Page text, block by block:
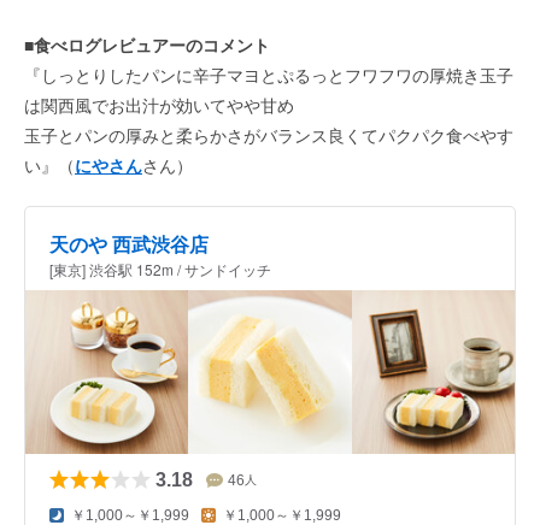
■食べログレビュアーのコメント
『しっとりしたパンに辛子マヨとぷるっとフワフワの厚焼き玉子
は関西風でお出汁が効いてやや甘め
玉子とパンの厚みと柔らかさがバランス良くてパクパク食べやす
い』（にやさんさん）
天のや 西武渋谷店
[東京] 渋谷駅 152m / サンドイッチ
3.18 46 人
￥1,000～￥1,999 ￥1,000～￥1,999